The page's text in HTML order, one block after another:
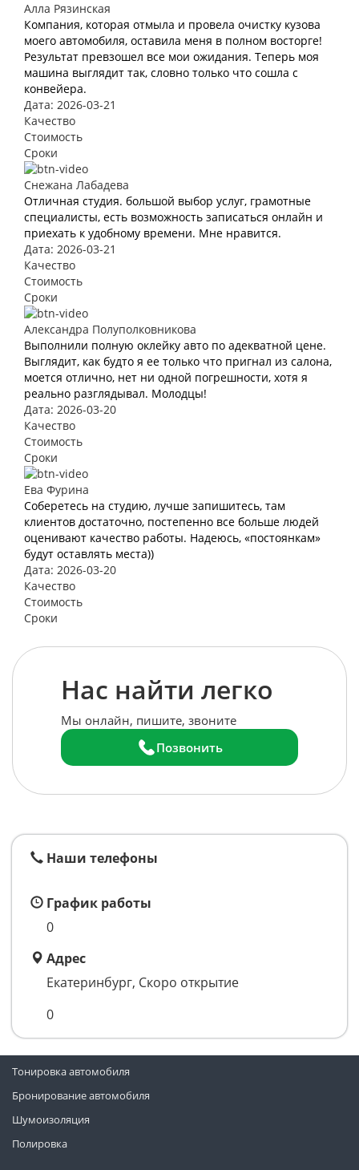
Алла Рязинская
Компания, которая отмыла и провела очистку кузова
моего автомобиля, оставила меня в полном восторге!
Результат превзошел все мои ожидания. Теперь моя
машина выглядит так, словно только что сошла с
конвейера.
Дата: 2026-03-21
Качество
Стоимость
Сроки
Снежана Лабадева
Отличная студия. большой выбор услуг, грамотные
специалисты, есть возможность записаться онлайн и
приехать к удобному времени. Мне нравится.
Дата: 2026-03-21
Качество
Стоимость
Сроки
Александра Полуполковникова
Выполнили полную оклейку авто по адекватной цене.
Выглядит, как будто я ее только что пригнал из салона,
моется отлично, нет ни одной погрешности, хотя я
реально разглядывал. Молодцы!
Дата: 2026-03-20
Качество
Стоимость
Сроки
Ева Фурина
Соберетесь на студию, лучше запишитесь, там
клиентов достаточно, постепенно все больше людей
оценивают качество работы. Надеюсь, «постоянкам»
будут оставлять места))
Дата: 2026-03-20
Качество
Стоимость
Сроки
Нас найти легко
Мы онлайн, пишите, звоните
Позвонить
Наши телефоны
График работы
0
Адрес
Екатеринбург, Скоро открытие
0
Тонировка автомобиля
Бронирование автомобиля
Шумоизоляция
Полировка